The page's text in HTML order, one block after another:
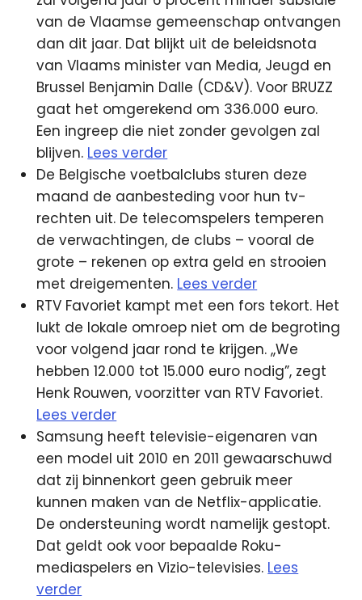
van de Vlaamse gemeenschap ontvangen
dan dit jaar. Dat blijkt uit de beleidsnota
van Vlaams minister van Media, Jeugd en
Brussel Benjamin Dalle (CD&V). Voor BRUZZ
gaat het omgerekend om 336.000 euro.
Een ingreep die niet zonder gevolgen zal
blijven. Lees verder
De Belgische voetbalclubs sturen deze
maand de aanbesteding voor hun tv-
rechten uit. De telecomspelers temperen
de verwachtingen, de clubs – vooral de
grote – rekenen op extra geld en strooien
met dreigementen. Lees verder
RTV Favoriet kampt met een fors tekort. Het
lukt de lokale omroep niet om de begroting
voor volgend jaar rond te krijgen. ,,We
hebben 12.000 tot 15.000 euro nodig”, zegt
Henk Rouwen, voorzitter van RTV Favoriet.
Lees verder
Samsung heeft televisie-eigenaren van
een model uit 2010 en 2011 gewaarschuwd
dat zij binnenkort geen gebruik meer
kunnen maken van de Netflix-applicatie.
De ondersteuning wordt namelijk gestopt.
Dat geldt ook voor bepaalde Roku-
mediaspelers en Vizio-televisies. Lees
verder